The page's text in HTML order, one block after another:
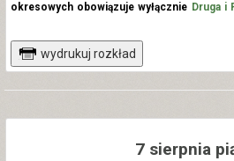
okresowych obowiązuje wyłącznie Druga i
wydrukuj rozkład
7 sierpnia